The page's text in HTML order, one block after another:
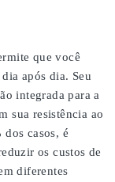
que você
após dia. Seu
integrada para a
sua resistência ao
casos, é
os custos de
diferentes